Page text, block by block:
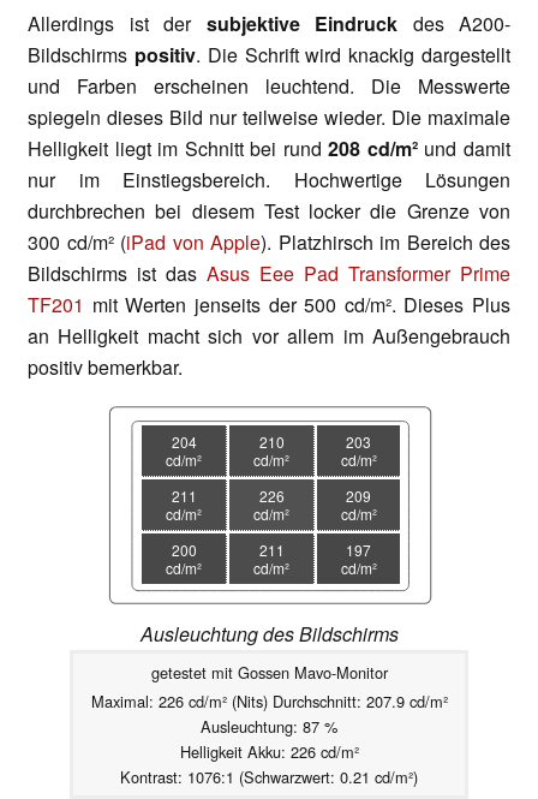
Allerdings ist der subjektive Eindruck des A200-
Bildschirms positiv. Die Schrift wird knackig dargestellt
und Farben erscheinen leuchtend. Die Messwerte
spiegeln dieses Bild nur teilweise wieder. Die maximale
Helligkeit liegt im Schnitt bei rund208 cd/m² und damit
nur im Einstiegsbereich. Hochwertige Lösungen
durchbrechen bei diesem Test locker die Grenze von
300 cd/m² (iPad von Apple). Platzhirsch im Bereich des
Bildschirms ist das Asus Eee Pad Transformer Prime
TF201 mit Werten jenseits der 500 cd/m². Dieses Plus
an Helligkeit macht sich vor allem im Außengebrauch
positiv bemerkbar.
204
cd/m²
210
cd/m²
203
cd/m²
211
cd/m²
226
cd/m²
209
cd/m²
200
cd/m²
211
cd/m²
197
cd/m²
Ausleuchtung des Bildschirms
getestet mit Gossen Mavo-Monitor
Maximal: 226 cd/m² (Nits) Durchschnitt: 207.9 cd/m²
Ausleuchtung: 87 %
Helligkeit Akku: 226 cd/m²
Kontrast: 1076:1 (Schwarzwert: 0.21 cd/m²)